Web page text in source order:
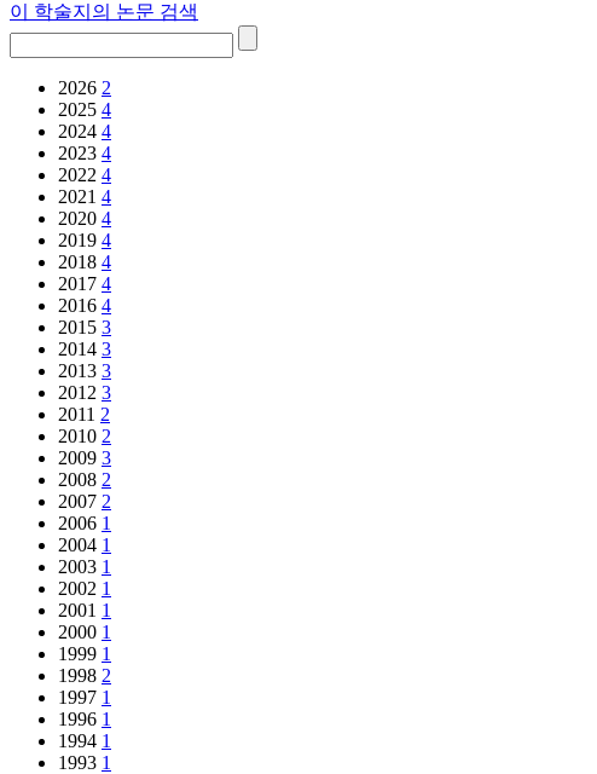
이 학술지의 논문 검색
2026 2
2025 4
2024 4
2023 4
2022 4
2021 4
2020 4
2019 4
2018 4
2017 4
2016 4
2015 3
2014 3
2013 3
2012 3
2011 2
2010 2
2009 3
2008 2
2007 2
2006 1
2004 1
2003 1
2002 1
2001 1
2000 1
1999 1
1998 2
1997 1
1996 1
1994 1
1993 1